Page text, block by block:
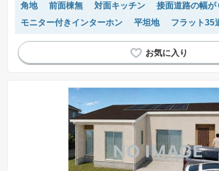
角地 前面棟無 対面キッチン 接面道路の幅が
モニター付きインターホン
平坦地 フラット35
食洗機
IHクッキングヒーター オール電化
閑
浴室乾燥機
温水洗浄便座